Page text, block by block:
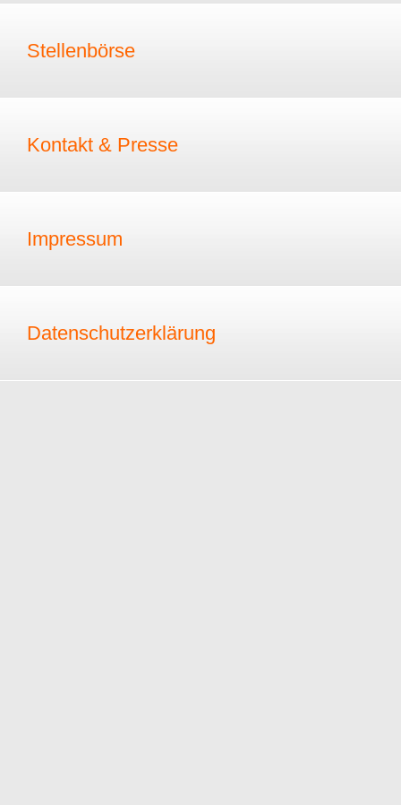
Stellenbörse
Kontakt & Presse
Impressum
Datenschutzerklärung